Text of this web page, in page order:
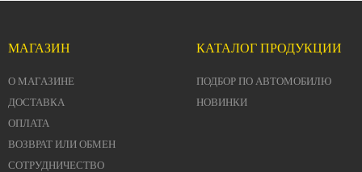
МАГАЗИН
О МАГАЗИНЕ
ДОСТАВКА
ОПЛАТА
ВОЗВРАТ ИЛИ ОБМЕН
СОТРУДНИЧЕСТВО
КАТАЛОГ ПРОДУКЦИИ
ПОДБОР ПО АВТОМОБИЛЮ
НОВИНКИ